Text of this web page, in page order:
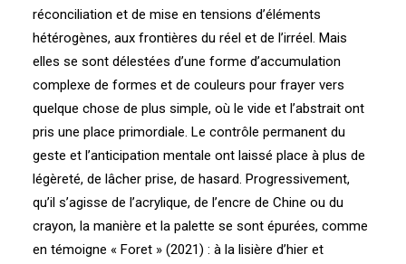
réconciliation et de mise en tensions d’éléments
hétérogènes, aux frontières du réel et de l’irréel. Mais
elles se sont délestées d’une forme d’accumulation
complexe de formes et de couleurs pour frayer vers
quelque chose de plus simple, où le vide et l’abstrait ont
pris une place primordiale. Le contrôle permanent du
geste et l’anticipation mentale ont laissé place à plus de
légèreté, de lâcher prise, de hasard. Progressivement,
qu’il s’agisse de l’acrylique, de l’encre de Chine ou du
crayon, la manière et la palette se sont épurées, comme
en témoigne « Foret » (2021) : à la lisière d’hier et